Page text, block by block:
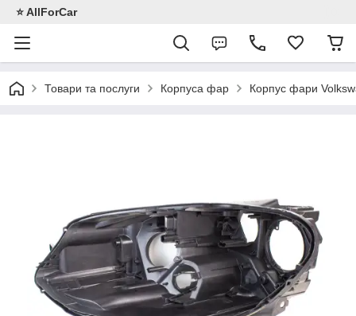
⭐️ AllForCar
Товари та послуги Корпуса фар Корпус фари